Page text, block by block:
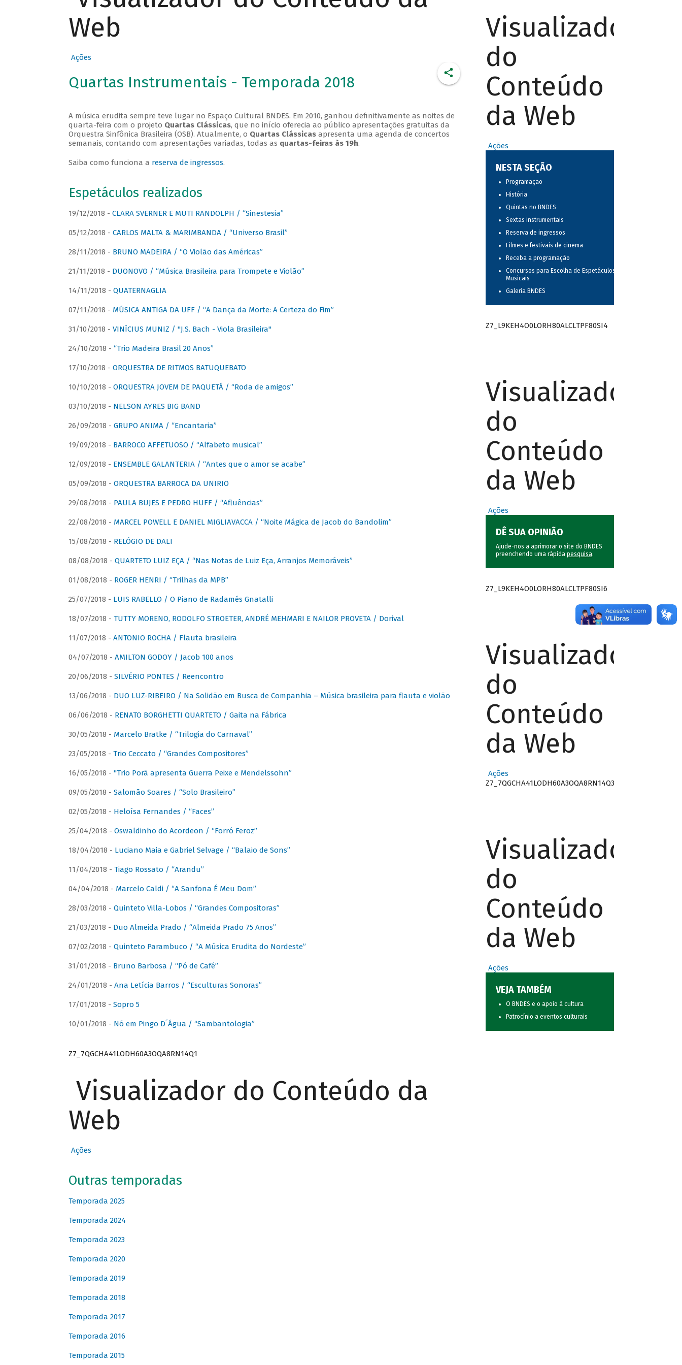
Web
Ações
Quartas Instrumentais - Temporada 2018
A música erudita sempre teve lugar no Espaço Cultural BNDES. Em 2010, ganhou definitivamente as noites de
quarta-feira com o projeto Quartas Clássicas, que no início oferecia ao público apresentações gratuitas da
Orquestra Sinfônica Brasileira (OSB). Atualmente, o Quartas Clássicasapresenta uma agenda de concertos
semanais, contando com apresentações variadas, todas as quartas-feiras às 19h.
Saiba como funciona a reserva de ingressos.
Espetáculos realizados
19/12/2018 - CLARA SVERNER E MUTI RANDOLPH / “Sinestesia”
05/12/2018 - CARLOS MALTA & MARIMBANDA / “Universo Brasil”
28/11/2018 - BRUNO MADEIRA / “O Violão das Américas”
21/11/2018 - DUONOVO / “Música Brasileira para Trompete e Violão”
14/11/2018 - QUATERNAGLIA
07/11/2018 - MÚSICA ANTIGA DA UFF / “A Dança da Morte: A Certeza do Fim”
31/10/2018 - VINÍCIUS MUNIZ / "J.S. Bach - Viola Brasileira"
24/10/2018 - “Trio Madeira Brasil 20 Anos”
17/10/2018 - ORQUESTRA DE RITMOS BATUQUEBATO
10/10/2018 - ORQUESTRA JOVEM DE PAQUETÁ / “Roda de amigos”
03/10/2018 - NELSON AYRES BIG BAND
26/09/2018 - GRUPO ANIMA / “Encantaria”
19/09/2018 - BARROCO AFFETUOSO / “Alfabeto musical”
12/09/2018 - ENSEMBLE GALANTERIA / “Antes que o amor se acabe”
05/09/2018 - ORQUESTRA BARROCA DA UNIRIO
29/08/2018 - PAULA BUJES E PEDRO HUFF / “Afluências”
22/08/2018 - MARCEL POWELL E DANIEL MIGLIAVACCA / “Noite Mágica de Jacob do Bandolim”
15/08/2018 - RELÓGIO DE DALI
08/08/2018 - QUARTETO LUIZ EÇA / “Nas Notas de Luiz Eça, Arranjos Memoráveis”
01/08/2018 - ROGER HENRI / “Trilhas da MPB”
25/07/2018 - LUIS RABELLO / O Piano de Radamés Gnatalli
18/07/2018 - TUTTY MORENO, RODOLFO STROETER, ANDRÉ MEHMARI E NAILOR PROVETA / Dorival
11/07/2018 - ANTONIO ROCHA / Flauta brasileira
04/07/2018 - AMILTON GODOY / Jacob 100 anos
20/06/2018 - SILVÉRIO PONTES / Reencontro
13/06/2018 - DUO LUZ-RIBEIRO / Na Solidão em Busca de Companhia – Música brasileira para flauta e violão
06/06/2018 - RENATO BORGHETTI QUARTETO / Gaita na Fábrica
30/05/2018 - Marcelo Bratke / “Trilogia do Carnaval”
23/05/2018 - Trio Ceccato / “Grandes Compositores”
16/05/2018 - "Trio Porã apresenta Guerra Peixe e Mendelssohn”
09/05/2018 - Salomão Soares / “Solo Brasileiro”
02/05/2018 - Heloísa Fernandes / “Faces”
25/04/2018 - Oswaldinho do Acordeon / “Forró Feroz”
18/04/2018 - Luciano Maia e Gabriel Selvage / “Balaio de Sons”
11/04/2018 - Tiago Rossato / “Arandu”
04/04/2018 - Marcelo Caldi / “A Sanfona É Meu Dom”
28/03/2018 - Quinteto Villa-Lobos / “Grandes Compositoras”
21/03/2018 - Duo Almeida Prado / “Almeida Prado 75 Anos”
07/02/2018 - Quinteto Parambuco / “A Música Erudita do Nordeste”
31/01/2018 - Bruno Barbosa / “Pó de Café”
24/01/2018 - Ana Letícia Barros / “Esculturas Sonoras”
17/01/2018 - Sopro 5
10/01/2018 - Nó em Pingo D´Água / “Sambantologia”
Z7_7QGCHA41LODH60A3OQA8RN14Q1
Visualizador do Conteúdo da
Web
Ações
Outras temporadas
Temporada 2025
Temporada 2024
Temporada 2023
Temporada 2020
Temporada 2019
Temporada 2018
Temporada 2017
Temporada 2016
Temporada 2015
Visualizador
do
Conteúdo
da Web
Ações
NESTA SEÇÃO
Programação
História
Quintas no BNDES
Sextas instrumentais
Reserva de ingressos
Filmes e festivais de cinema
Receba a programação
Concursos para Escolha de Espetáculos
Musicais
Galeria BNDES
Z7_L9KEH4O0LORH80ALCLTPF80SI4
Visualizador
do
Conteúdo
da Web
Ações
DÊ SUA OPINIÃO
Ajude-nos a aprimorar o site do BNDES
preenchendo uma rápida pesquisa.
Z7_L9KEH4O0LORH80ALCLTPF80SI6
Visualizador
do
Conteúdo
da Web
Ações
Z7_7QGCHA41LODH60A3OQA8RN14Q3
Visualizador
do
Conteúdo
da Web
Ações
VEJA TAMBÉM
O BNDES e o apoio à cultura
Patrocínio a eventos culturais